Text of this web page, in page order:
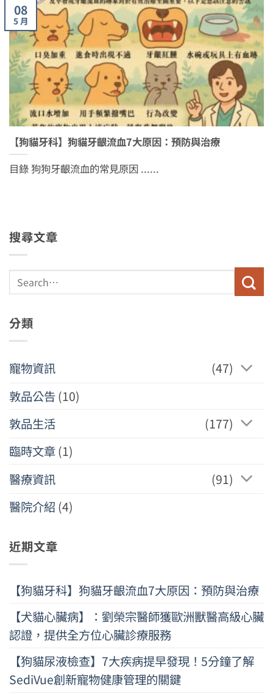
【狗貓牙科】狗貓牙齦流血7大原因：預防與治療
目錄 狗狗牙齦流血的常見原因 ......
08
5 月
搜尋文章
分類
寵物資訊
(47)
敦品公告(10)
敦品生活
(177)
臨時文章(1)
醫療資訊
(91)
醫院介紹 (4)
近期文章
【狗貓牙科】狗貓牙齦流血7大原因：預防與治療
【犬貓心臟病】：劉榮宗醫師獲歐洲獸醫高級心臟
認證，提供全方位心臟診療服務
【狗貓尿液檢查】7大疾病提早發現！5分鐘了解
SediVue創新寵物健康管理的關鍵